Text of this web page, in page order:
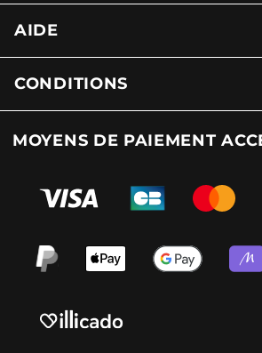
AIDE
CONDITIONS
MOYENS DE PAIEMENT